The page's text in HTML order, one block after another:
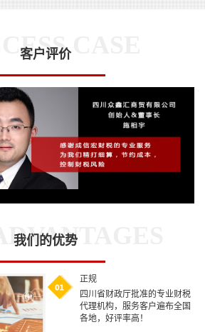
CASE
客户评价
我们的优势
正规
四川省财政厅批准的专业财税
代理机构，服务客户遍布全国
各地，好评率高！